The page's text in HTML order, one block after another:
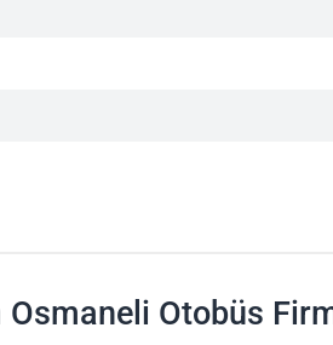
Osmaneli Otobüs